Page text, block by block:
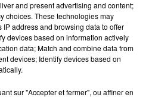
un school bus au
et accueillir les bleus à
and present advertising and content;
choices. These technologies may
address and browsing data to offer
devices based on information actively
data; Match and combine data from
devices; Identify devices based on
sur "Accepter et fermer", ou affiner en